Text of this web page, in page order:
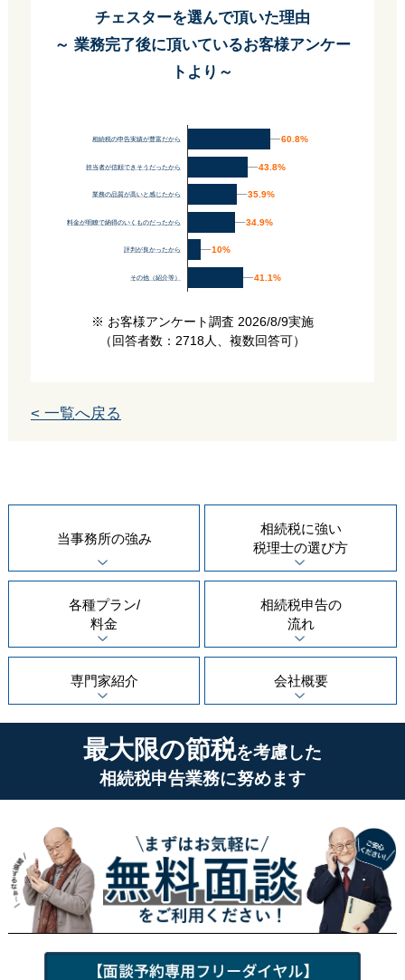
チェスターを選んで頂いた理由
～ 業務完了後に頂いているお客様アンケー
トより～
相続税の申告実績が豊富だから
担当者が信頼できそうだったから
業務の品質が高いと感じたから
料金が明瞭で納得のいくものだったから
評判が良かったから
その他（紹介等）
60.8%
60.8%
43.8%
43.8%
35.9%
35.9%
34.9%
34.9%
10%
10%
41.1%
41.1%
※ お客様アンケート調査 2026/8/9実施
（回答者数：2718人、複数回答可）
< 一覧へ戻る
当事務所の強み
相続税に強い
税理士の選び方
各種プラン/
料金
相続税申告の
流れ
専門家紹介 会社概要
最大限の節税を考慮した
相続税申告業務に努めます